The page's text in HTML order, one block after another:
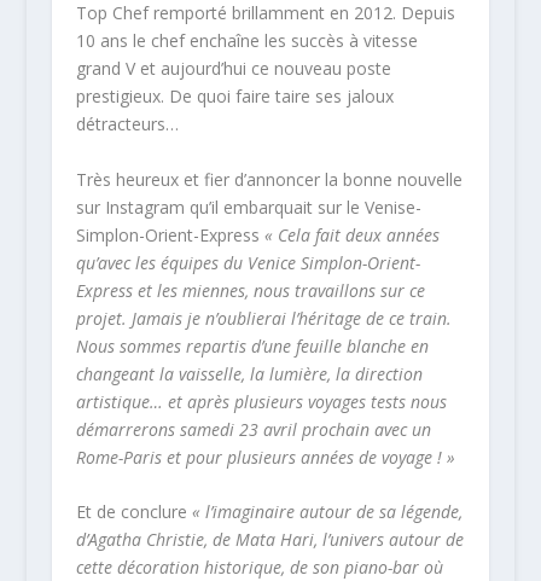
Top Chef remporté brillamment en 2012. Depuis
10 ans le chef enchaîne les succès à vitesse
grand V et aujourd’hui ce nouveau poste
prestigieux. De quoi faire taire ses jaloux
détracteurs…
Très heureux et fier d’annoncer la bonne nouvelle
sur Instagram qu’il embarquait sur le Venise-
Simplon-Orient-Express « Cela fait deux années
qu’avec les équipes du Venice Simplon-Orient-
Express et les miennes, nous travaillons sur ce
projet. Jamais je n’oublierai l’héritage de ce train.
Nous sommes repartis d’une feuille blanche en
changeant la vaisselle, la lumière, la direction
artistique… et après plusieurs voyages tests nous
démarrerons samedi 23 avril prochain avec un
Rome-Paris et pour plusieurs années de voyage ! »
Et de conclure « l’imaginaire autour de sa légende,
d’Agatha Christie, de Mata Hari, l’univers autour de
cette décoration historique, de son piano-bar où